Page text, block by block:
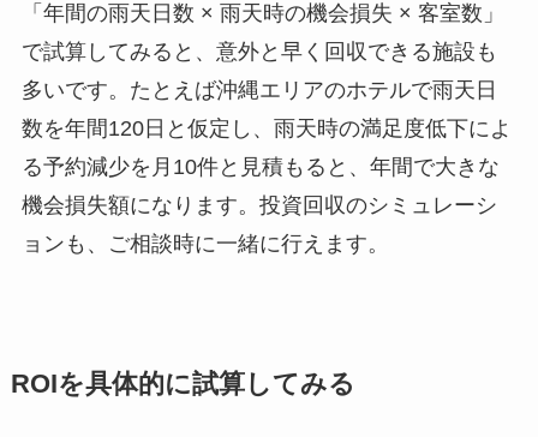
「年間の雨天日数 × 雨天時の機会損失 × 客室数」
で試算してみると、意外と早く回収できる施設も
多いです。たとえば沖縄エリアのホテルで雨天日
数を年間120日と仮定し、雨天時の満足度低下によ
る予約減少を月10件と見積もると、年間で大きな
機会損失額になります。投資回収のシミュレーシ
ョンも、ご相談時に一緒に行えます。
ROIを具体的に試算してみる